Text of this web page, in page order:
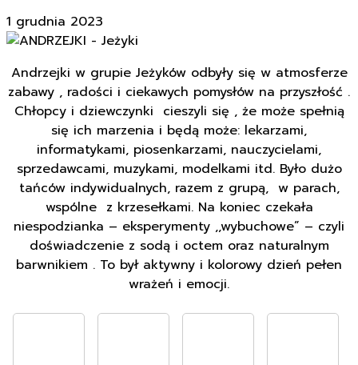
1 grudnia 2023
Andrzejki w grupie Jeżyków odbyły się w atmosferze
zabawy , radości i ciekawych pomysłów na przyszłość .
Chłopcy i dziewczynki cieszyli się , że może spełnią
się ich marzenia i będą może: lekarzami,
informatykami, piosenkarzami, nauczycielami,
sprzedawcami, muzykami, modelkami itd. Było dużo
tańców indywidualnych, razem z grupą, w parach,
wspólne z krzesełkami. Na koniec czekała
niespodzianka – eksperymenty ,,wybuchowe” – czyli
doświadczenie z sodą i octem oraz naturalnym
barwnikiem . To był aktywny i kolorowy dzień pełen
wrażeń i emocji.